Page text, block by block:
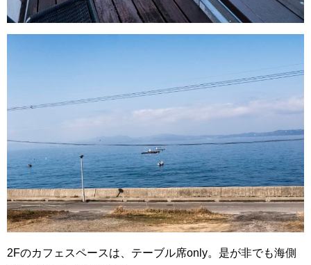
2Fのカフェスペースは、テーブル席only。是が非でも海側